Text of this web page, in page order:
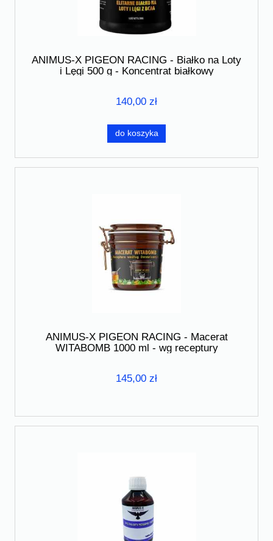
ANIMUS-X PIGEON RACING - Białko na Loty
i Lęgi 500 g - Koncentrat białkowy
140,00 zł
do koszyka
ANIMUS-X PIGEON RACING - Macerat
WITABOMB 1000 ml - wg receptury
145,00 zł